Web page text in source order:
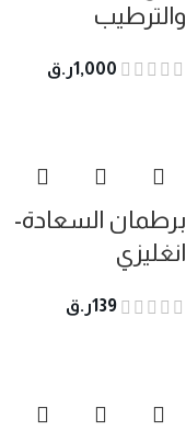
والترطيب
1,000ر.ق
برطمان السعادة-
انغليزي
139ر.ق